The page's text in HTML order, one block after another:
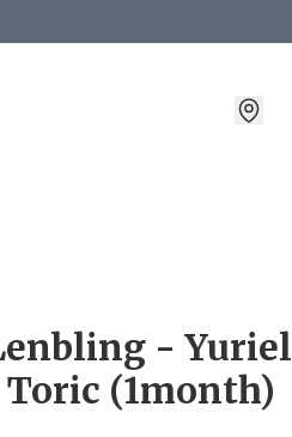
- Yuriel
(1month)